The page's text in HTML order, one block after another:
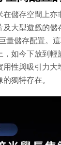
在儲存空間上亦
及大型遊戲的儲
量儲存配置。
，如今下放到輕
用性與吸引力大
獨特存在。